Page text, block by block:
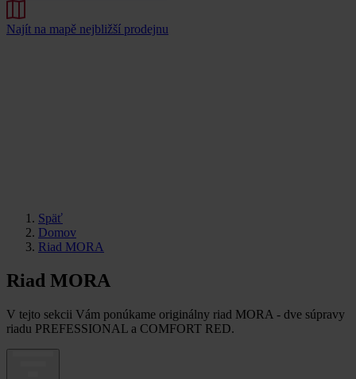
Najít na mapě nejbližší prodejnu
Späť
Domov
Riad MORA
Riad MORA
V tejto sekcii Vám ponúkame originálny riad MORA - dve súpravy
riadu PREFESSIONAL a COMFORT RED.